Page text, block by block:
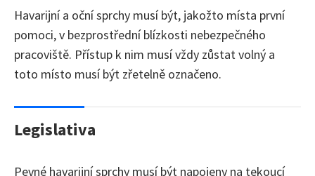
Havarijní a oční sprchy musí být, jakožto místa první
pomoci, v bezprostřední blízkosti nebezpečného
pracoviště. Přístup k nim musí vždy zůstat volný a
toto místo musí být zřetelně označeno.
Legislativa
Pevné havarijní sprchy musí být napojeny na tekoucí